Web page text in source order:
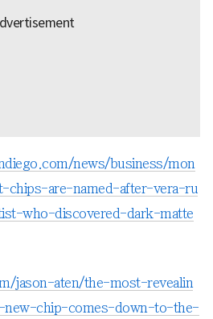
news/business/mon
chips-are-named-after-vera-ru
who-discovered-dark-matte
jason-aten/the-most-revealin
new-chip-comes-down-to-the-